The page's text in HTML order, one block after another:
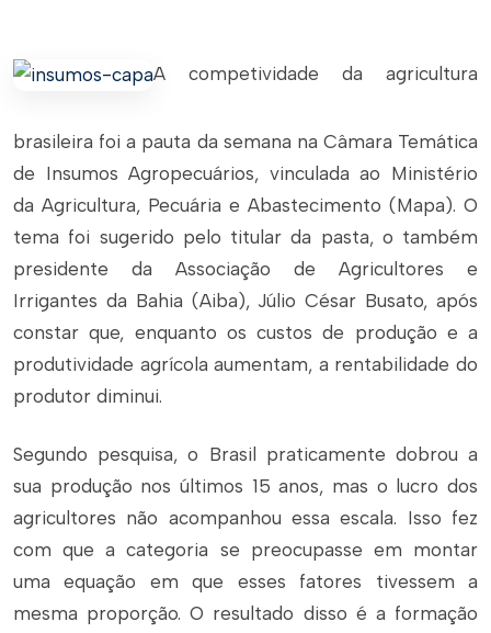
A competividade da agricultura
brasileira foi a pauta da semana na Câmara Temática
de Insumos Agropecuários, vinculada ao Ministério
da Agricultura, Pecuária e Abastecimento (Mapa). O
tema foi sugerido pelo titular da pasta, o também
presidente da Associação de Agricultores e
Irrigantes da Bahia (Aiba), Júlio César Busato, após
constar que, enquanto os custos de produção e a
produtividade agrícola aumentam, a rentabilidade do
produtor diminui.
Segundo pesquisa, o Brasil praticamente dobrou a
sua produção nos últimos 15 anos, mas o lucro dos
agricultores não acompanhou essa escala. Isso fez
com que a categoria se preocupasse em montar
uma equação em que esses fatores tivessem a
mesma proporção. O resultado disso é a formação